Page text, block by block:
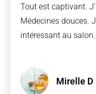
Tout est captivant.
Médecines douces.
intéressant au salon.
Mirelle D